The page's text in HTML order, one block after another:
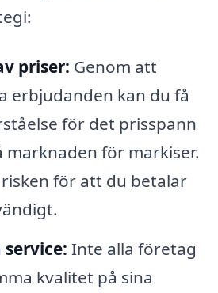
priser: Genom att
erbjudanden kan du få
för det prisspann
marknaden för markiser.
för att du betalar
Inte alla företag
kvalitet på sina